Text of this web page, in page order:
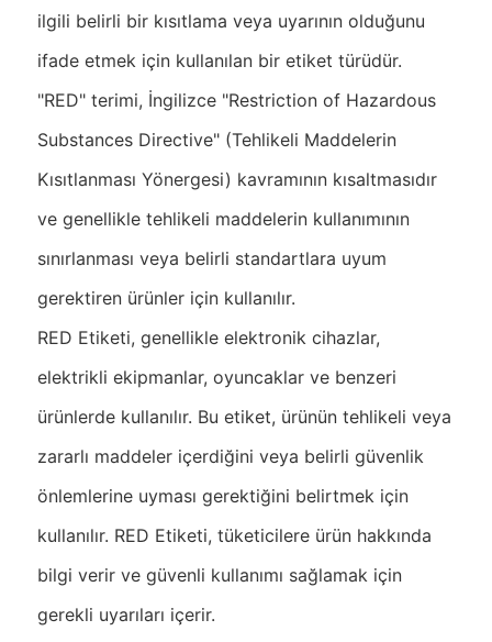
ilgili belirli bir kısıtlama veya uyarının olduğunu
ifade etmek için kullanılan bir etiket türüdür.
"RED" terimi, İngilizce "Restriction of Hazardous
Substances Directive" (Tehlikeli Maddelerin
Kısıtlanması Yönergesi) kavramının kısaltmasıdır
ve genellikle tehlikeli maddelerin kullanımının
sınırlanması veya belirli standartlara uyum
gerektiren ürünler için kullanılır.
RED Etiketi, genellikle elektronik cihazlar,
elektrikli ekipmanlar, oyuncaklar ve benzeri
ürünlerde kullanılır. Bu etiket, ürünün tehlikeli veya
zararlı maddeler içerdiğini veya belirli güvenlik
önlemlerine uyması gerektiğini belirtmek için
kullanılır. RED Etiketi, tüketicilere ürün hakkında
bilgi verir ve güvenli kullanımı sağlamak için
gerekli uyarıları içerir.